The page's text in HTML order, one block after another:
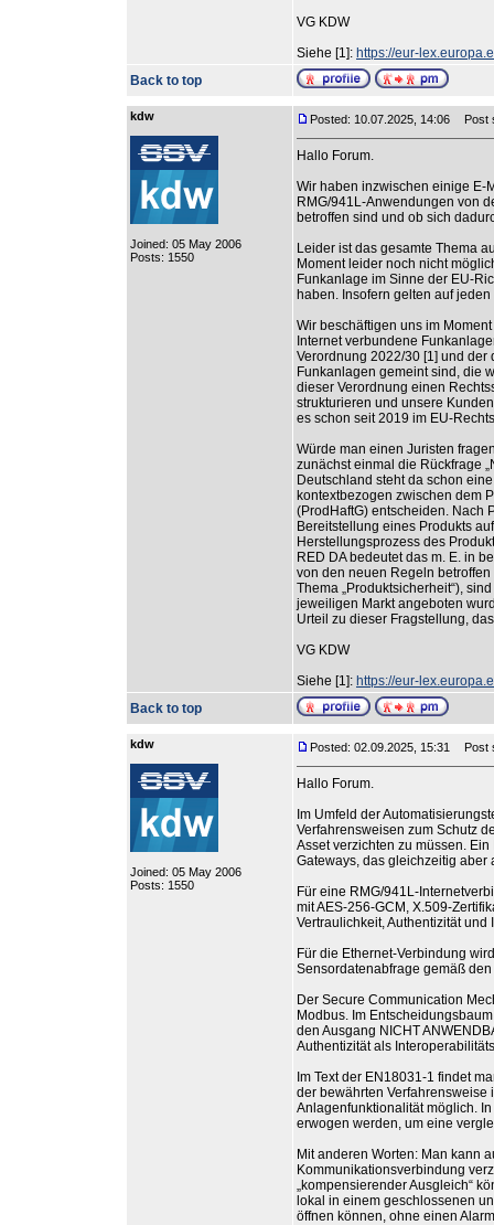
VG KDW
Siehe [1]: https://eur-
Back to top
kdw
Joined: 05 May 2006
Posts: 1550
Posted: 10.07.2025, 14:06 Post
Hallo Forum.
Wir haben inzwischen einige E-
RMG/941L-Anwendungen von
betroffen sind und ob sich
Leider ist das gesamte Thema
Moment leider noch nicht
Funkanlage im Sinne der EU-
haben. Insofern gelten auf
Wir beschäftigen uns im
Internet verbundene
Verordnung 2022/30 [1] und
Funkanlagen gemeint sind, die
dieser Verordnung einen
strukturieren und unsere
es schon seit 2019 im EU-
Würde man einen Juristen
zunächst einmal die Rückfrage
Deutschland steht da schon
kontextbezogen zwischen dem
(ProdHaftG) entscheiden. Nach
Bereitstellung eines Produkts
Herstellungsprozess des
RED DA bedeutet das m. E. in
von den neuen Regeln
Thema „Produktsicherheit“),
jeweiligen Markt angeboten
Urteil zu dieser Fragstellung,
VG KDW
Siehe [1]: https://eur-
Back to top
kdw
Joined: 05 May 2006
Posts: 1550
Posted: 02.09.2025, 15:31 Post
Hallo Forum.
Im Umfeld der
Verfahrensweisen zum Schutz
Asset verzichten zu müssen.
Gateways, das gleichzeitig aber
Für eine RMG/941L-
mit AES-256-GCM, X.509-
Vertraulichkeit, Authentizität
Für die Ethernet-Verbindung
Sensordatenabfrage gemäß
Der Secure Communication
Modbus. Im
den Ausgang NICHT
Authentizität als
Im Text der EN18031-1 findet
der bewährten
Anlagenfunktionalität möglich.
erwogen werden, um eine
Mit anderen Worten: Man kann
Kommunikationsverbindung
„kompensierender Ausgleich“
lokal in einem geschlossenen
öffnen können, ohne einen